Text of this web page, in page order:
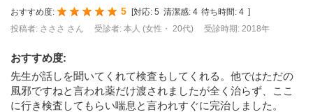
おすすめ度: 5 [対応: 5 清潔感: 4 待ち時間: 4 ]
投稿者: さささ さん
受診者: 本人 (女性・ 20代) 受診時期: 2018年
おすすめ度:
先生が話しを聞いてくれて検査もしてくれる。他ではただの
風邪ですねと言われ薬だけ渡されましたが全く治らず、ここ
に行き検査してもらい喘息と言われすぐに完治しました。